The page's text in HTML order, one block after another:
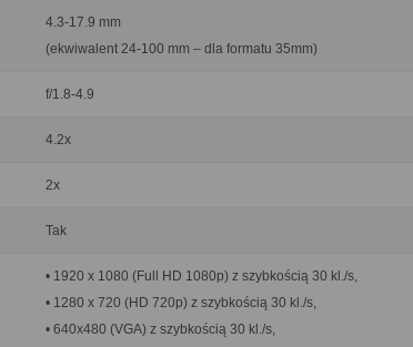
4.3-17.9 mm
(ekwiwalent 24-100 mm – dla formatu 35mm)
f/1.8-4.9
4.2x
2x
Tak
• 1920 x 1080 (Full HD 1080p) z szybkością 30 kl./s,
• 1280 x 720 (HD 720p) z szybkością 30 kl./s,
• 640x480 (VGA) z szybkością 30 kl./s,